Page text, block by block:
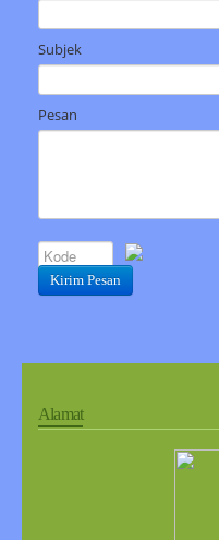
Subjek
Pesan
Kirim Pesan
Alamat